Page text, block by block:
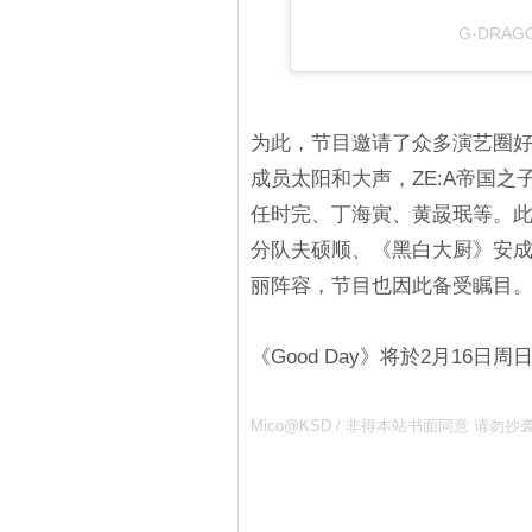
G-
为此，节目邀请了众多演艺圈
成员太阳和大声，ZE:A帝国之
任时完、丁海寅、黄晸珉等。
分队夫硕顺、《黑白大厨》安
丽阵容，节目也因此备受瞩目。
《Good Day》将於2月16日周
Mico@KSD / 非得本站书面同意 请勿抄